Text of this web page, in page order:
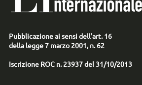
Pubblicazione ai sensi dell'art. 16
della legge 7 marzo 2001, n. 62
Iscrizione ROC n. 23937 del 31/10/2013